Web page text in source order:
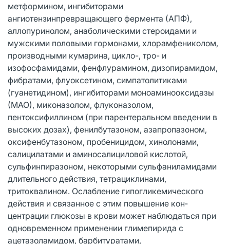
метформином, инги­биторами
ангиотензинпревращающего фермента (АПФ),
аллопуринолом, анабо­лическими стероидами и
мужскими по­ловыми гормонами, хлорамфениколом,
производными кумарина, цикло-, тро- и
изофосфамидами, фенфлурамином, дизопирамидом,
фибратами, флуоксетином, симпатолитиками
(гуанетидином), инги­биторами моноаминооксидазы
(МАО), миконазолом, флуконазолом,
пентоксифиллином (при парентеральном введении в
высоких дозах), фенилбутазоном, азапропазоном,
оксифенбутазоном, пробеницидом, хинолонами,
салицилатами и аминосалициловой кислотой,
сульфинпиразоном, некоторыми сульфанилами­дами
длительного действия, тетрациклинами,
тритоквалином. Ослабление гипогликемического
дейст­вия и связанное с этим повышение кон­
центрации глюкозы в крови может на­блюдаться при
одновременном примене­нии глимепирида с
ацетазоламидом, бар­битуратами,